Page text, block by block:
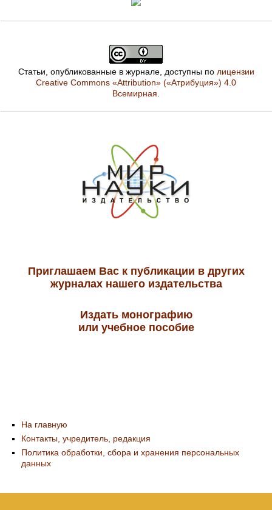
Статьи, опубликованные в журнале, доступны по лицензии
Creative Commons «Attribution» («Атрибуция») 4.0
Всемирная
Приглашаем Вас к публикации в других
журналах нашего издательства
Издать монографию
или учебное пособие
На главную
Контакты, учредитель, редакция
Политика обработки, сбора и хранения персональных
данных